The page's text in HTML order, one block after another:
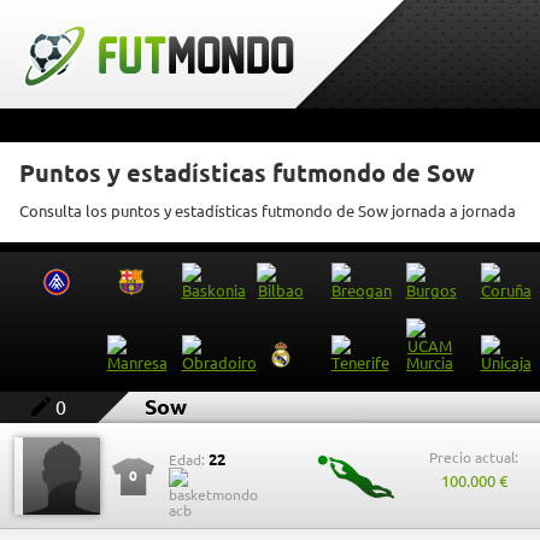
Puntos y estadísticas futmondo de Sow
Consulta los puntos y estadísticas futmondo de Sow jornada a jornada
0 Sow
0
Edad: 22 Precio actual:
100.000 €